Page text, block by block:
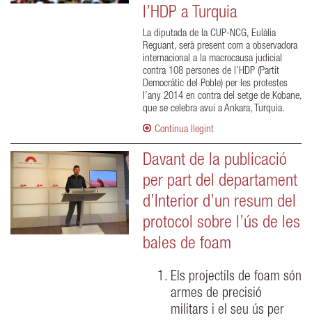
l’HDP a Turquia
La diputada de la CUP-NCG, Eulàlia
Reguant, serà present com a observadora
internacional a la macrocausa judicial
contra 108 persones de l’HDP (Partit
Democràtic del Poble) per les protestes
l’any 2014 en contra del setge de Kobane,
que se celebra avui a Ankara, Turquia.
Continua llegint
Davant de la publicació
per part del departament
d’Interior d’un resum del
protocol sobre l’ús de les
bales de foam
Els projectils de foam són
armes de precisió
militars i el seu ús per